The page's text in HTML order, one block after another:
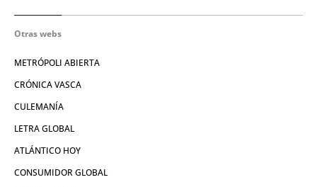
Otras webs
METRÓPOLI ABIERTA
CRÓNICA VASCA
CULEMANÍA
LETRA GLOBAL
ATLÁNTICO HOY
CONSUMIDOR GLOBAL